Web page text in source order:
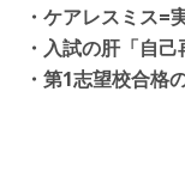
・ ケアレスミス=
・入試の肝「自
・第1志望校合格